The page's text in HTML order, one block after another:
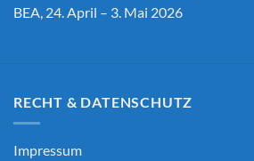
BEA, 24. April – 3. Mai 2026
RECHT & DATENSCHUTZ
Impressum